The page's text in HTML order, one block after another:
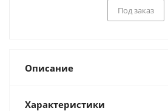
Под заказ
Описание
Характеристики